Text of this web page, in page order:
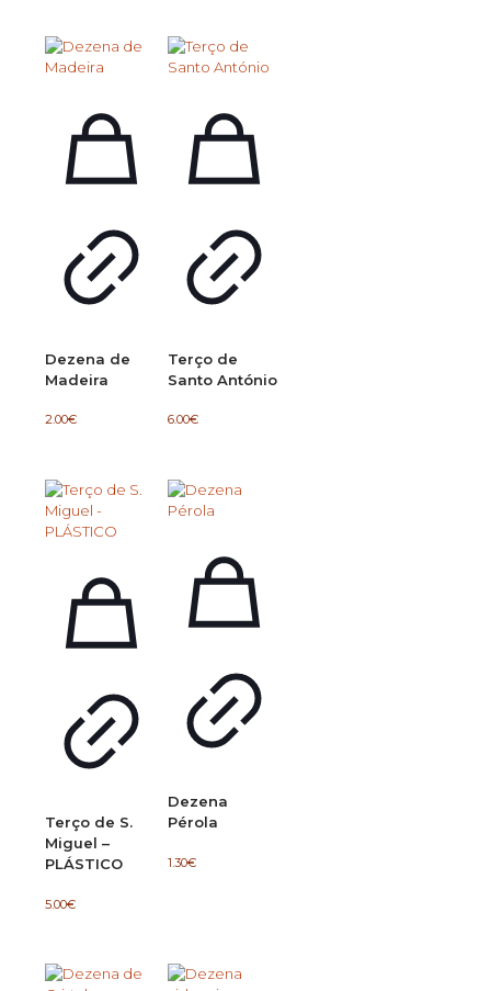
Dezena de
Madeira
2.00€
Terço de
Santo António
6.00€
Terço de S.
Miguel –
PLÁSTICO
5.00€
Dezena
Pérola
1.30€